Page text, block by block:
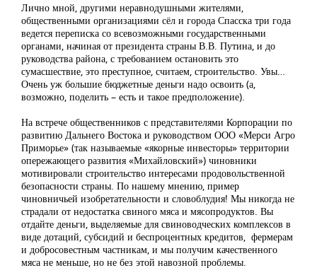
Лично мной, другими неравнодушными жителями,
общественными организациями сёл и города Спасска три года
ведется переписка со всевозможными государственными
органами, начиная от президента страны В.В. Путина, и до
руководства района, с требованием остановить это
сумасшествие, это преступное, считаем, строительство. Увы…
Очень уж большие бюджетные деньги надо освоить (а,
возможно, поделить – есть и такое предположение).
На встрече общественников с представителями Корпорации по
развитию Дальнего Востока и руководством ООО «Мерси Агро
Приморье» (так называемые «якорные инвесторы» территории
опережающего развития «Михайловский») чиновники
мотивировали строительство интересами продовольственной
безопасности страны. По нашему мнению, пример
чиновничьей изобретательности и словоблудия! Мы никогда не
страдали от недостатка свиного мяса и мясопродуктов. Вы
отдайте деньги, выделяемые для свиноводческих комплексов в
виде дотаций, субсидий и беспроцентных кредитов, фермерам
и добросовестным частникам, и мы получим качественного
мяса не меньше, но не без этой навозной проблемы.